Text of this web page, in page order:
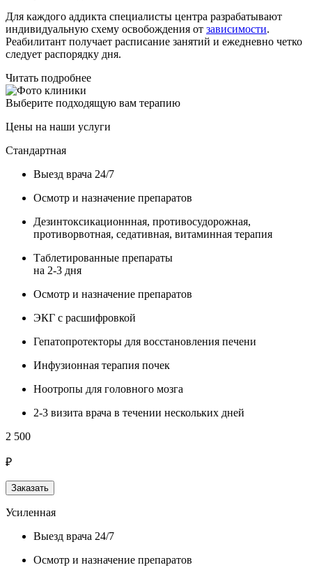
Для каждого аддикта специалисты центра разрабатывают
индивидуальную схему освобождения от зависимости.
Реабилитант получает расписание занятий и ежедневно четко
следует распорядку дня.
Читать подробнее
Выберите подходящую вам терапию
Цены на наши услуги
Стандартная
Выезд врача 24/7
Осмотр и назначение препаратов
Дезинтоксикационнная, противосудорожная,
противорвотная, седативная, витаминная терапия
Таблетированные препараты
на 2-3 дня
Осмотр и назначение препаратов
ЭКГ с расшифровкой
Гепатопротекторы для восстановления печени
Инфузионная терапия почек
Ноотропы для головного мозга
2-3 визита врача в течении нескольких дней
2 500
₽
Заказать
Усиленная
Выезд врача 24/7
Осмотр и назначение препаратов